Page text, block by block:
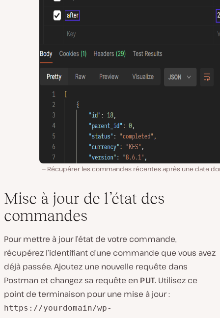
Récupérer les commandes récentes après une date
Mise à jour de l’état des
commandes
Pour mettre à jour l’état de votre commande,
récupérez l’identifiant d’une commande que vous avez
déjà passée. Ajoutez une nouvelle requête dans
Postman et changez sa requête en PUT. Utilisez ce
point de terminaison pour une mise à jour :
https://yourdomain/wp-